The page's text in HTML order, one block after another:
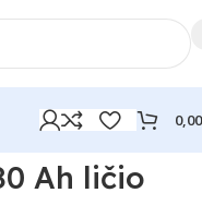
Ah ličio